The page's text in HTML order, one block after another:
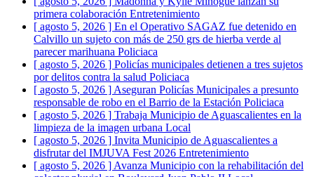
primera colaboración Entretenimiento
[ agosto 5, 2026 ] En el Operativo SAGAZ fue detenido en
Calvillo un sujeto con más de 250 grs de hierba verde al
parecer marihuana Policiaca
[ agosto 5, 2026 ] Policías municipales detienen a tres sujetos
por delitos contra la salud Policiaca
[ agosto 5, 2026 ] Aseguran Policías Municipales a presunto
responsable de robo en el Barrio de la Estación Policiaca
[ agosto 5, 2026 ] Trabaja Municipio de Aguascalientes en la
limpieza de la imagen urbana Local
[ agosto 5, 2026 ] Invita Municipio de Aguascalientes a
disfrutar del IMJUVA Fest 2026 Entretenimiento
[ agosto 5, 2026 ] Avanza Municipio con la rehabilitación del